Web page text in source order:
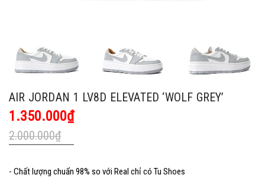
AIR JORDAN 1 LV8D ELEVATED ‘WOLF GREY’
1.350.000₫
2.000.000₫
- Chất lượng chuẩn 98% so với Real chỉ có Tu Shoes